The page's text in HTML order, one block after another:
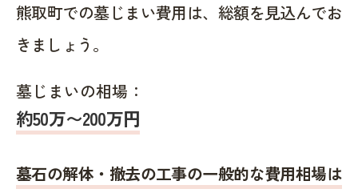
熊取町での墓じまい費用は、総額を見込んでお
きましょう。
墓じまいの相場：
約50万〜200万円
墓石の解体・撤去の工事の一般的な費用相場は